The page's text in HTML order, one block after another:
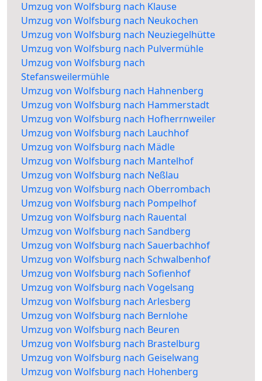
Umzug von Wolfsburg nach Klause
Umzug von Wolfsburg nach Neukochen
Umzug von Wolfsburg nach Neuziegelhütte
Umzug von Wolfsburg nach Pulvermühle
Umzug von Wolfsburg nach
Stefansweilermühle
Umzug von Wolfsburg nach Hahnenberg
Umzug von Wolfsburg nach Hammerstadt
Umzug von Wolfsburg nach Hofherrnweiler
Umzug von Wolfsburg nach Lauchhof
Umzug von Wolfsburg nach Mädle
Umzug von Wolfsburg nach Mantelhof
Umzug von Wolfsburg nach Neßlau
Umzug von Wolfsburg nach Oberrombach
Umzug von Wolfsburg nach Pompelhof
Umzug von Wolfsburg nach Rauental
Umzug von Wolfsburg nach Sandberg
Umzug von Wolfsburg nach Sauerbachhof
Umzug von Wolfsburg nach Schwalbenhof
Umzug von Wolfsburg nach Sofienhof
Umzug von Wolfsburg nach Vogelsang
Umzug von Wolfsburg nach Arlesberg
Umzug von Wolfsburg nach Bernlohe
Umzug von Wolfsburg nach Beuren
Umzug von Wolfsburg nach Brastelburg
Umzug von Wolfsburg nach Geiselwang
Umzug von Wolfsburg nach Hohenberg